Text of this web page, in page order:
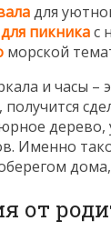
для
пикникас
морской
и часы –
дерево,
Именно
от